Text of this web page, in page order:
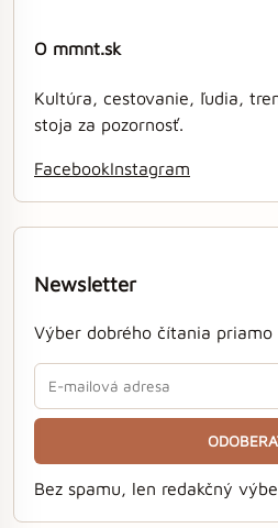
O mmnt.sk
Kultúra, cestovanie, ľudia,
stoja za pozornosť.
FacebookInstagram
Newsletter
Výber dobrého čítania priamo
Bez spamu, len redakčný